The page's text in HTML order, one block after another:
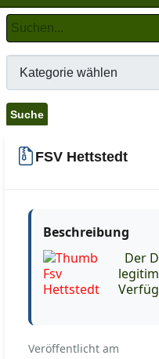
FSV Hettstedt
Beschreibung
Der
Veröffentlicht am